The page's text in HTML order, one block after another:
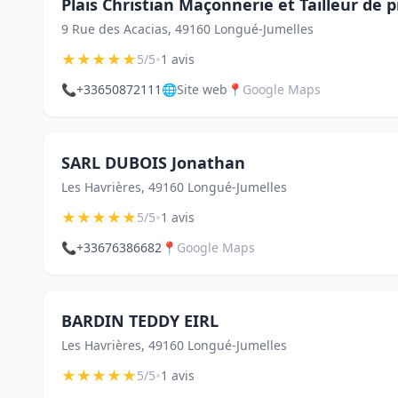
9 Rue des Acacias, 49160 Longué-Jumelles
★★★★★5/5•1 avis
📞+33650872111 🌐Site web 📍 Google Maps
SARL DUBOIS Jonathan
Les Havrières, 49160 Longué-Jumelles
★★★★★5/5•1 avis
📞+33676386682 📍 Google Maps
BARDIN TEDDY EIRL
Les Havrières, 49160 Longué-Jumelles
★★★★★5/5•1 avis